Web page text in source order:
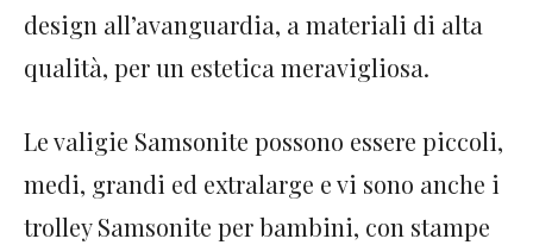
design all’avanguardia, a materiali di alta
qualità, per un estetica meravigliosa.
Le valigie Samsonite possono essere piccoli,
medi, grandi ed extralarge e vi sono anche i
trolley Samsonite per bambini, con stampe